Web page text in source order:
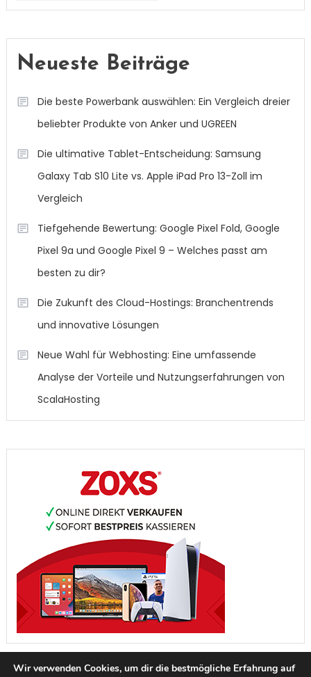
Neueste Beiträge
Die beste Powerbank auswählen: Ein Vergleich dreier
beliebter Produkte von Anker und UGREEN
Die ultimative Tablet-Entscheidung: Samsung
Galaxy Tab S10 Lite vs. Apple iPad Pro 13-Zoll im
Vergleich
Tiefgehende Bewertung: Google Pixel Fold, Google
Pixel 9a und Google Pixel 9 – Welches passt am
besten zu dir?
Die Zukunft des Cloud-Hostings: Branchentrends
und innovative Lösungen
Neue Wahl für Webhosting: Eine umfassende
Analyse der Vorteile und Nutzungserfahrungen von
ScalaHosting
Wir verwenden Cookies, um dir die bestmögliche Erfahrung auf